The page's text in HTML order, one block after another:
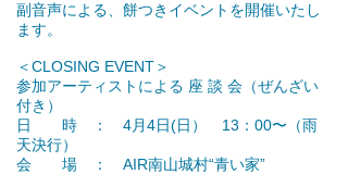
副音声による、餅つきイベントを開催いたし
ます。
＜CLOSING EVENT＞
参加アーティストによる 座 談 会（ぜんざい
付き）
日 時 ： 4月4日(日） 13：00〜（雨
天決行）
会 場 ： AIR南山城村“青い家”